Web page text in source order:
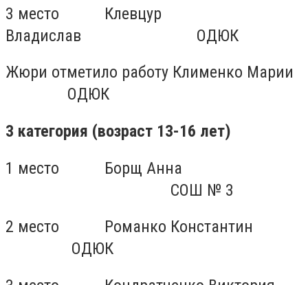
3 место
Клевцур
Владислав
ОДЮК
Жюри отметило работу Клименко Марии
ОДЮК
3 категория (возраст 13-16 лет)
1 место
Борщ Анна
СОШ № 3
2 место
Романко Константин
ОДЮК